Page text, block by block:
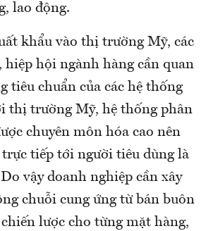
lao động.
khẩu vào thị trường Mỹ, các
hiệp hội ngành hàng cần quan
tiêu chuẩn của các hệ thống
thị trường Mỹ, hệ thống phân
chuyên môn hóa cao nên
trực tiếp tới người tiêu dùng là
vậy doanh nghiệp cần xây
chuỗi cung ứng từ bán buôn
lược cho từng mặt hàng,